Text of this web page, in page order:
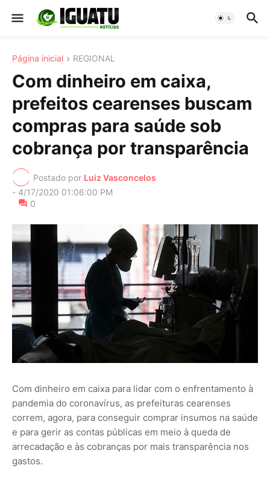
Página inicial REGIONAL
Com dinheiro em caixa,
prefeitos cearenses buscam
compras para saúde sob
cobrança por transparência
Postado por Luiz Vasconcelos
- 4/17/2020 01:06:00 PM
0
Com dinheiro em caixa para lidar com o enfrentamento à
pandemia do coronavírus, as prefeituras cearenses
correm, agora, para conseguir comprar insumos na saúde
e para gerir as contas públicas em meio à queda de
arrecadação e às cobranças por mais transparência nos
gastos.